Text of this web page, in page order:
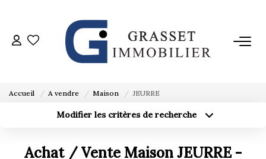
ACHETER
VENDRE
Accueil A vendre Maison JEURRE
Modifier les critères de recherche
Achat / Vente Maison JEURRE -